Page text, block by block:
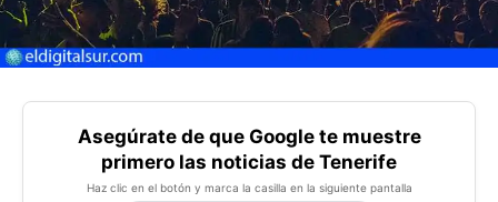
Asegúrate de que Google te muestre
primero las noticias de Tenerife
Haz clic en el botón y marca la casilla en la siguiente pantalla